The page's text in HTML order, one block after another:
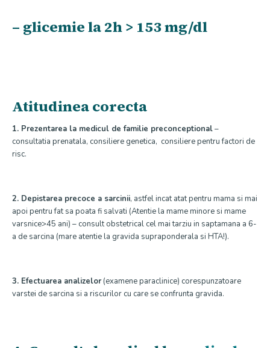
– glicemie la 2h > 153 mg/dl
Atitudinea corecta
1. Prezentarea la medicul de familie preconceptional–
consultatia prenatala, consiliere genetica, consiliere pentru factori de
risc.
2. Depistarea precoce a sarcinii, astfel incat atat pentru mama si mai
apoi pentru fat sa poata fi salvati (Atentie la mame minore si mame
varsnice>45 ani) – consult obstetrical cel mai tarziu in saptamana a 6-
a de sarcina (mare atentie la gravida supraponderala si HTA!).
3. Efectuarea analizelor (examene paraclinice) corespunzatoare
varstei de sarcina si a riscurilor cu care se confrunta gravida.